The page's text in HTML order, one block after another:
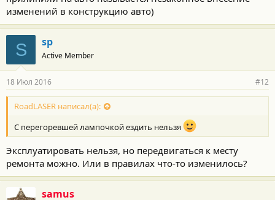
изменений в конструкцию авто)
S sp
Active Member
18 Июл 2016 #12
RoadLASER написал(а):
С перегоревшей лампочкой ездить нельзя
Эксплуатировать нельзя, но передвигаться к месту
ремонта можно. Или в правилах что-то изменилось?
samus